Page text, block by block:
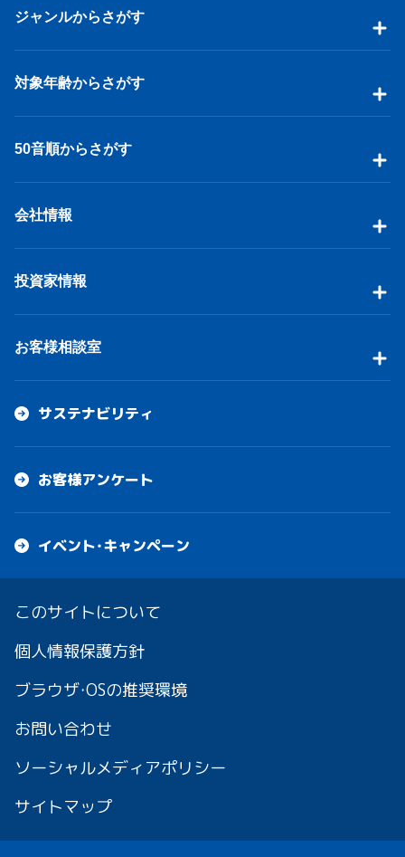
ジャンルからさがす
対象年齢からさがす
50音順からさがす
会社情報
投資家情報
お客様相談室
サステナビリティ
お客様アンケート
イベント・キャンペーン
このサイトについて
個人情報保護方針
ブラウザ・OSの推奨環境
お問い合わせ
ソーシャルメディアポリシー
サイトマップ